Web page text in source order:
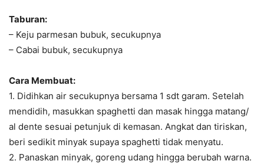
Taburan:
– Keju parmesan bubuk, secukupnya
– Cabai bubuk, secukupnya
Cara Membuat:
1. Didihkan air secukupnya bersama 1 sdt garam. Setelah
mendidih, masukkan spaghetti dan masak hingga matang/
al dente sesuai petunjuk di kemasan. Angkat dan tiriskan,
beri sedikit minyak supaya spaghetti tidak menyatu.
2. Panaskan minyak, goreng udang hingga berubah warna.